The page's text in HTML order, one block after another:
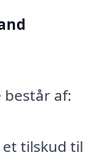
af:
tilskud til